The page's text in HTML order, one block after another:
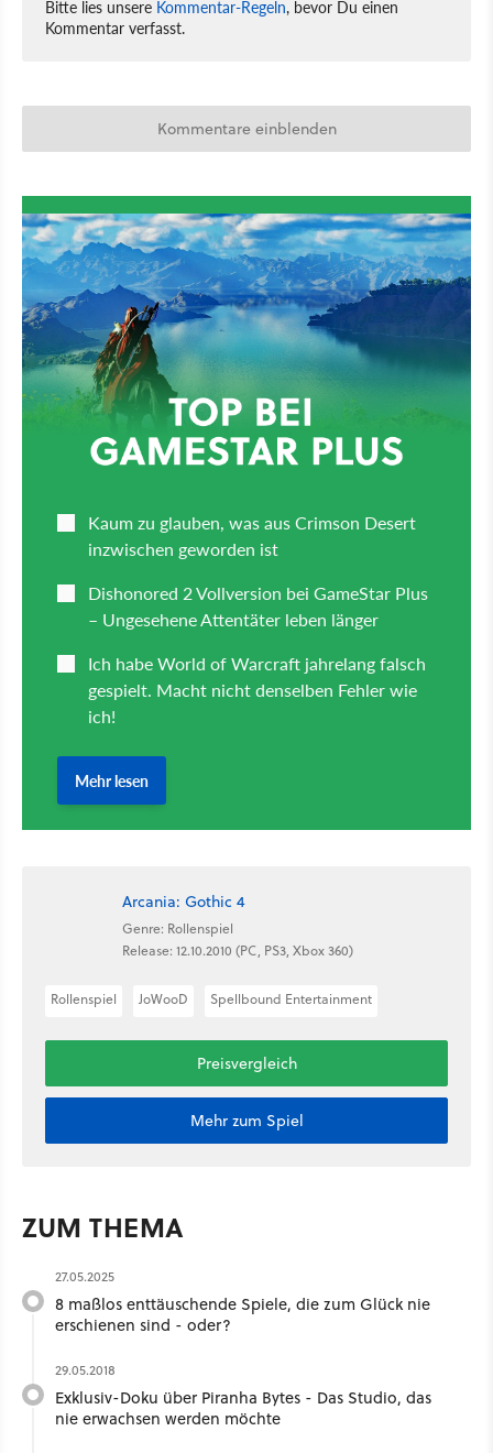
Bitte lies unsere Kommentar-Regeln, bevor Du einen
Kommentar verfasst.
Kommentare einblenden
Arcania: Gothic 4
Genre: Rollenspiel
Release: 12.10.2010 (PC, PS3, Xbox 360)
Rollenspiel JoWooD Spellbound Entertainment
Preisvergleich
Mehr zum Spiel
ZUM THEMA
27.05.2025
8 maßlos enttäuschende Spiele, die zum Glück nie
erschienen sind - oder?
29.05.2018
Exklusiv-Doku über Piranha Bytes - Das Studio, das
nie erwachsen werden möchte